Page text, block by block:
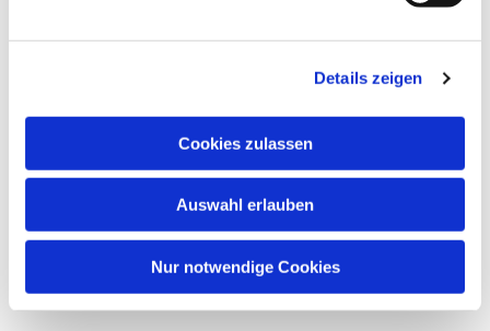
Details zeigen
Cookies zulassen
Auswahl erlauben
Nur notwendige Cookies